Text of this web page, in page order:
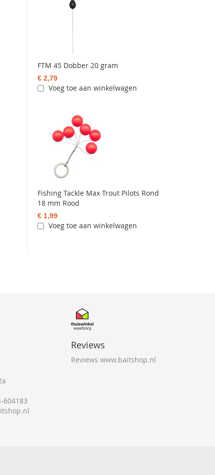
FTM 45 Dobber 20 gram
€ 2,79
Voeg toe aan winkelwagen
Fishing Tackle Max Trout Pilots Rond
18 mm Rood
€ 1,99
Voeg toe aan winkelwagen
604183
Reviews
Reviews www.baitshop.nl